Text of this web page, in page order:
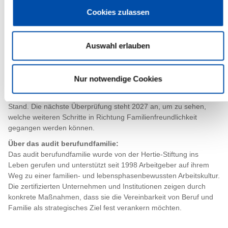
Cookies zulassen
Auswahl erlauben
Nur notwendige Cookies
„Mit unseren neuen Regelungen und Unterstützungsangeboten
bestehende und neue Mitarbeitende attraktiv zu machen“, so
Doktorin Natalie Nobitz, ehemalige Gleichstellungbeauftragte des
Kreises Steinburg.
Die Umsetzung der Maßnahmen wird künftig regelmäßig
überprüft, und ein jährlicher Bericht informiert über den aktuellen
Stand. Die nächste Überprüfung steht 2027 an, um zu sehen,
welche weiteren Schritte in Richtung Familienfreundlichkeit
gegangen werden können.
Über das audit berufundfamilie:
Das audit berufundfamilie wurde von der Hertie-Stiftung ins
Leben gerufen und unterstützt seit 1998 Arbeitgeber auf ihrem
Weg zu einer familien- und lebensphasenbewussten Arbeitskultur.
Die zertifizierten Unternehmen und Institutionen zeigen durch
konkrete Maßnahmen, dass sie die Vereinbarkeit von Beruf und
Familie als strategisches Ziel fest verankern möchten.